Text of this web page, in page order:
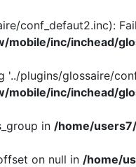
conf_defaut2.inc):
inc/inchead/
'../plugins/glossaire/
inc/inchead/
in /home/
on null in /home/